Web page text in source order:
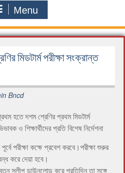
Menu
মিডটার্ম পরীক্ষা সংক্রান্ত
Bncd
হতে দশম শ্রেণির প্রথম মিডটার্ম
ও শিক্ষার্থীদের প্রতি বিশেষ নির্দেশনা
পরীক্ষা কক্ষে প্রবেশ করবে।পরীক্ষা শুরুর
করে দেয়া হবে।
স্লীপ ডাউনলোড করে প্রতিদিন তা সঙ্গে